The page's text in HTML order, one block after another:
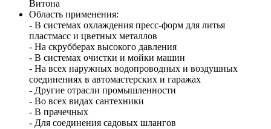
Витона
Область применения:
- В системах охлаждения пресс-форм для литья
пластмасс и цветных металлов
- На скрубберах высокого давления
- В системах очистки и мойки машин
- На всех наружных водопроводных и воздушных
соединениях в автомастерских и гаражах
- Другие отрасли промышленности
- Во всех видах сантехники
- В прачечных
- Для соединения садовых шлангов